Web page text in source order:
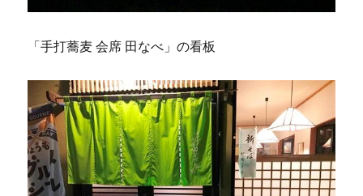
「手打蕎麦 会席 田なべ」の看板